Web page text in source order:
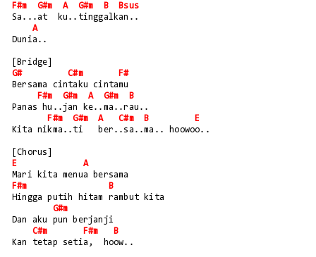
F#m
G#m A G#m B
Bsus
Sa...at  ku..tinggalkan..
A
Dunia..
[Bridge]
G#
C#m
F#
Bersama cintaku cintamu
F#m
G#m A G#m
B
Panas hu..jan ke..ma..rau..
F#m
G#m A C#m B
E
Kita nikma..ti   ber..sa..ma.. hoowoo..
[Chorus]
E
A
Mari kita menua bersama
F#m
B
Hingga putih hitam rambut kita
G#m
Dan aku pun berjanji
C#m
F#m
B
Kan tetap setia,  hoow..